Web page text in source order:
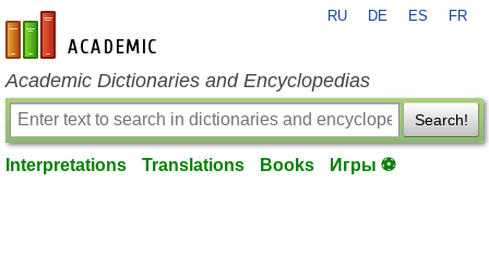
en-academic.com
RU DE ES FR
Academic Dictionaries and Encyclopedias
Search!
Interpretations Translations Books Игры ⚽